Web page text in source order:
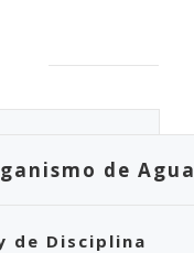
de Agua
de Disciplina